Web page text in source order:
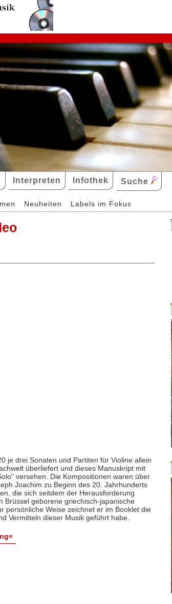
Interpreten Infothek Suche
Neuheiten Labels im Fokus
je drei Sonaten und Partiten für Violine allein
überliefert und dieses Manuskript mit
versehen. Die Kompositionen waren über
Joachim zu Beginn des 20. Jahrhunderts
die sich seitdem der Herausforderung
Brüssel geborene griechisch-japanische
persönliche Weise zeichnet er im Booklet die
Vermitteln dieser Musik geführt habe.